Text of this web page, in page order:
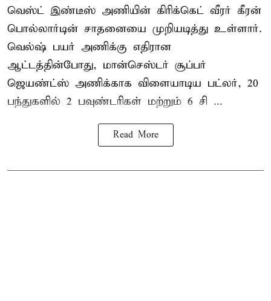
வெஸ்ட் இண்டீஸ் அணியின் கிரிக்கெட் வீரர் கீரன்
பொல்லார்டின் சாதனையை முறியடித்து உள்ளார்.
வெல்ஷ் பயர் அணிக்கு எதிரான
ஆட்டத்தின்போது, மான்செஸ்டர் சூப்பர்
ஜெயண்ட்ஸ் அணிக்காக விளையாடிய பட்லர், 20
பந்துகளில் 2 பவுண்டரிகள் மற்றும் 6 சி ...
Read More